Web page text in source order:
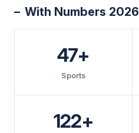
With Numbers 2026
47+
Sports
122+